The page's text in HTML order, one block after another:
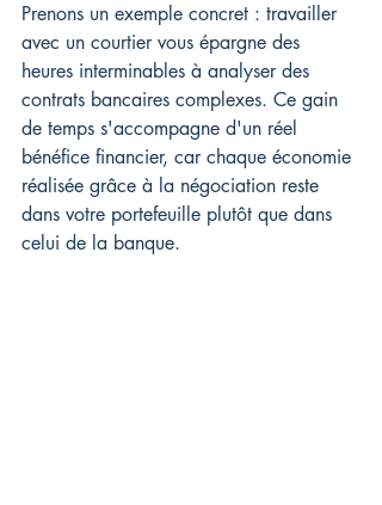
Prenons un exemple concret : travailler
avec un courtier vous épargne des
heures interminables à analyser des
contrats bancaires complexes. Ce gain
de temps s'accompagne d'un réel
bénéfice financier, car chaque économie
réalisée grâce à la négociation reste
dans votre portefeuille plutôt que dans
celui de la banque.